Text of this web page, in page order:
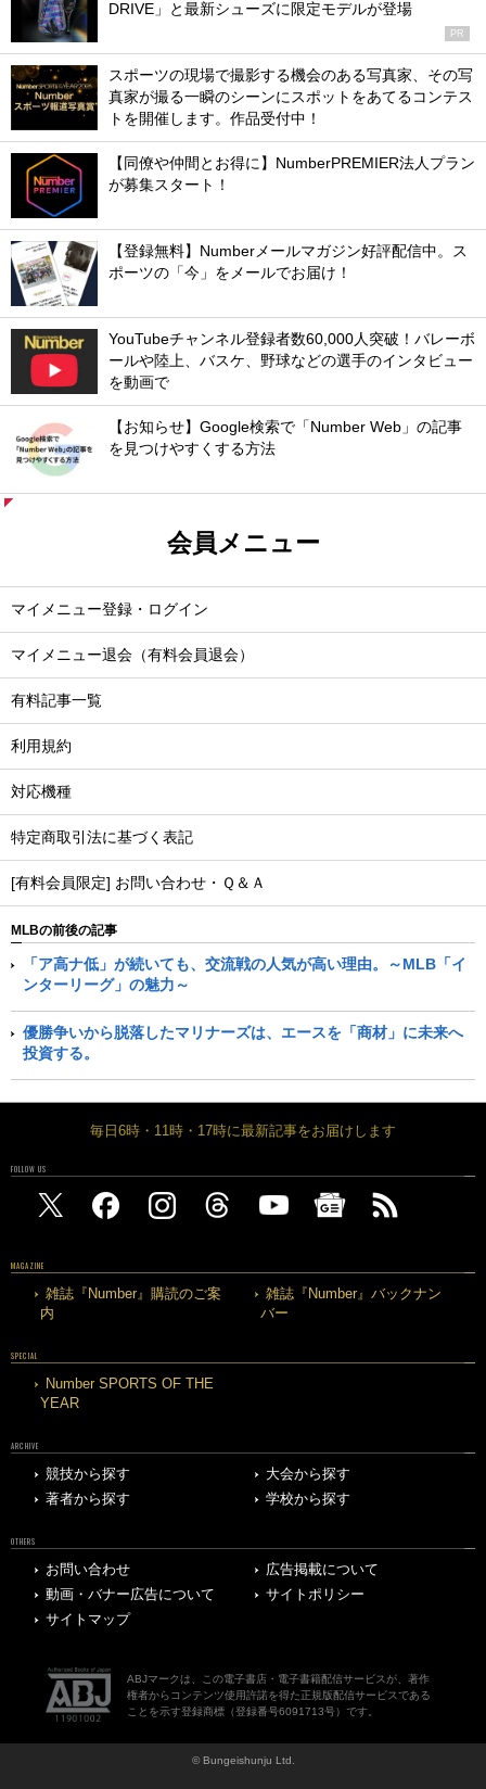
DRIVE」と最新シューズに限定モデルが登場
PR
スポーツの現場で撮影する機会のある写真家、その写
真家が撮る一瞬のシーンにスポットをあてるコンテス
トを開催します。作品受付中！
【同僚や仲間とお得に】NumberPREMIER法人プラン
が募集スタート！
【登録無料】Numberメールマガジン好評配信中。ス
ポーツの「今」をメールでお届け！
YouTubeチャンネル登録者数60,000人突破！バレーボ
ールや陸上、バスケ、野球などの選手のインタビュー
を動画で
【お知らせ】Google検索で「Number Web」の記事
を見つけやすくする方法
会員メニュー
マイメニュー登録・ログイン
マイメニュー退会（有料会員退会）
有料記事一覧
利用規約
対応機種
特定商取引法に基づく表記
[有料会員限定] お問い合わせ・Ｑ＆Ａ
MLBの前後の記事
「ア高ナ低」が続いても、交流戦の人気が高い理由。～MLB「イ
ンターリーグ」の魅力～
優勝争いから脱落したマリナーズは、エースを「商材」に未来へ
投資する。
毎日6時・11時・17時に最新記事をお届けします
FOLLOW US
MAGAZINE
雑誌『Number』購読のご案
内
雑誌『Number』バックナン
バー
SPECIAL
Number SPORTS OF THE
YEAR
ARCHIVE
競技から探す
大会から探す
著者から探す
学校から探す
OTHERS
お問い合わせ
広告掲載について
動画・バナー広告について
サイトポリシー
サイトマップ
ABJマークは、この電子書店・電子書籍配信サービスが、著作
権者からコンテンツ使用許諾を得た正規版配信サービスである
ことを示す登録商標（登録番号6091713号）です。
© Bungeishunju Ltd.